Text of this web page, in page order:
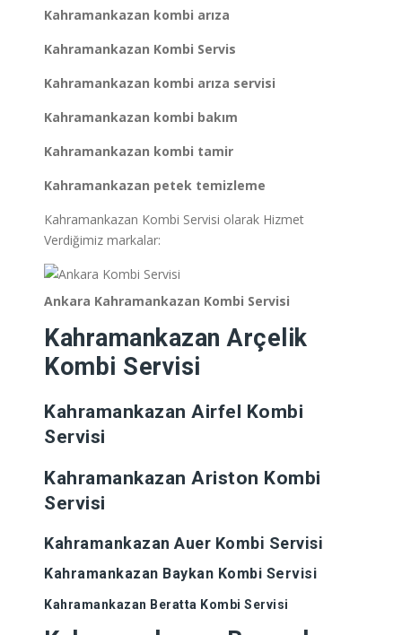
Kahramankazan kombi arıza
Kahramankazan Kombi Servis
Kahramankazan kombi arıza servisi
Kahramankazan kombi bakım
Kahramankazan kombi tamir
Kahramankazan petek temizleme
Kahramankazan Kombi Servisi olarak Hizmet
Verdiğimiz markalar:
Ankara Kahramankazan Kombi Servisi
Kahramankazan Arçelik
Kombi Servisi
Kahramankazan Airfel Kombi
Servisi
Kahramankazan Ariston Kombi
Servisi
Kahramankazan Auer Kombi Servisi
Kahramankazan Baykan Kombi Servisi
Kahramankazan Beratta Kombi Servisi